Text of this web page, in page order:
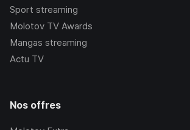
Sport streaming
Molotov TV Awards
Mangas streaming
Actu TV
Nos offres